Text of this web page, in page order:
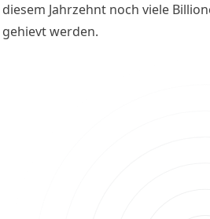
diesem Jahrzehnt noch viele
gehievt werden.